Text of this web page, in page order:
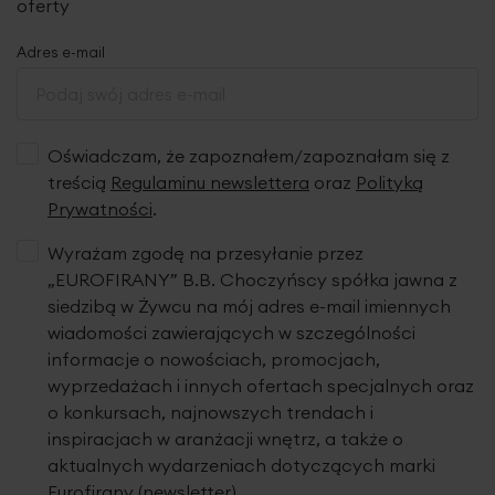
zmarszczeniu należy związać sznurki z drugiej strony. Nie
powstają w naszej pracowni w Polsce i są szyte z pasją.
Tkanina
oferty
Adres e-mail
Oświadczam, że zapoznałem/zapoznałam się z
treścią Regulaminu newslettera oraz Polityką
Prywatności.
Wyrażam zgodę na przesyłanie przez
„EUROFIRANY” B.B. Choczyńscy spółka jawna z
siedzibą w Żywcu na mój adres e-mail imiennych
wiadomości zawierających w szczególności
informacje o nowościach, promocjach,
wyprzedażach i innych ofertach specjalnych oraz
o konkursach, najnowszych trendach i
inspiracjach w aranżacji wnętrz, a także o
aktualnych wydarzeniach dotyczących marki